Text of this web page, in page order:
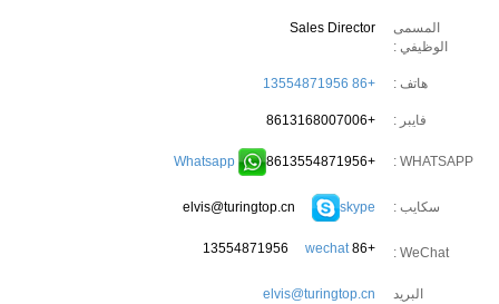
المسمى
الوظيفي :
Sales Director
هاتف : +86 13554871956
فايبر : +8613168007006
WHATSAPP :
+8613554871956
سكايب : elvis@turingtop.cn skype
WeChat :
+86 13554871956
wechat
البريد
elvis@turingtop.cn